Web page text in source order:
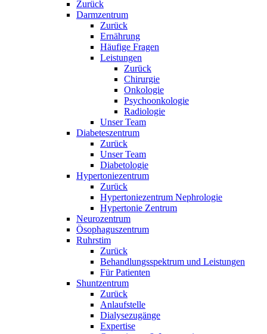
Zurück
Darmzentrum
Zurück
Ernährung
Häufige Fragen
Leistungen
Zurück
Chirurgie
Onkologie
Psychoonkologie
Radiologie
Unser Team
Diabeteszentrum
Zurück
Unser Team
Diabetologie
Hypertoniezentrum
Zurück
Hypertoniezentrum Nephrologie
Hypertonie Zentrum
Neurozentrum
Ösophaguszentrum
Ruhrstim
Zurück
Behandlungsspektrum und Leistungen
Für Patienten
Shuntzentrum
Zurück
Anlaufstelle
Dialysezugänge
Expertise